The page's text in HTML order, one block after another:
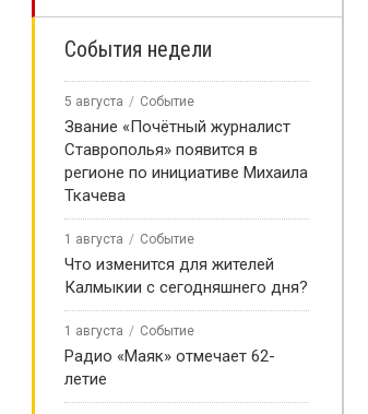
События недели
5 августа Событие
Звание «Почётный журналист
Ставрополья» появится в
регионе по инициативе Михаила
Ткачева
1 августа Событие
Что изменится для жителей
Калмыкии с сегодняшнего дня?
1 августа Событие
Радио «Маяк» отмечает 62-
летие